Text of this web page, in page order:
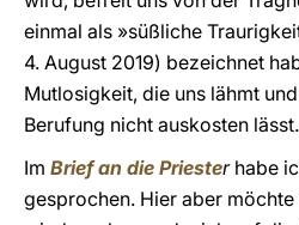
einmal als »süßliche
4. August 2019) bezeichnet
Mutlosigkeit, die uns lähmt
Berufung nicht auskosten lässt.
Im Brief an die Priester habe
gesprochen. Hier aber